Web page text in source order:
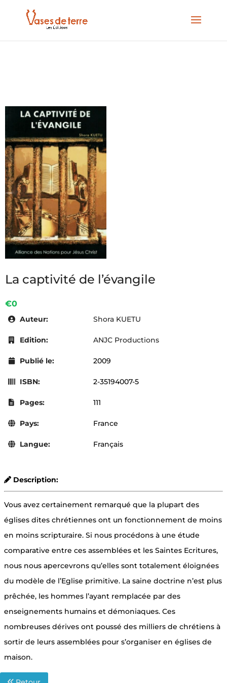
La captivité de l’évangile
€0
Auteur: Shora KUETU
Edition: ANJC Productions
Publié le: 2009
ISBN: 2-35194007-5
Pages: 111
Pays: France
Langue: Français
Description:
Vous avez certainement remarqué que la plupart des
églises dites chrétiennes ont un fonctionnement de moins
en moins scripturaire. Si nous procédons à une étude
comparative entre ces assemblées et les Saintes Ecritures,
nous nous apercevrons qu’elles sont totalement éloignées
du modèle de l’Eglise primitive. La saine doctrine n’est plus
prêchée, les hommes l’ayant remplacée par des
enseignements humains et démoniaques. Ces
nombreuses dérives ont poussé des milliers de chrétiens à
sortir de leurs assemblées pour s’organiser en églises de
maison.